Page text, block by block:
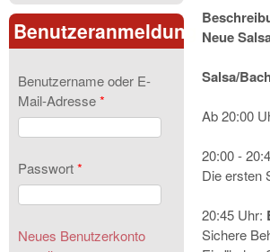
Neue
Salsa/
Ab 20:00
20:00 -
Die ersten
20:45 Uhr:
Sichere
Benutzeranmeldung
Benutzername oder E-
Mail-Adresse*
Passwort*
Neues Benutzerkonto